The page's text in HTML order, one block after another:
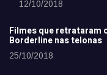
12/10/2018
Filmes que retrataram
Borderline nas telonas
25/10/2018